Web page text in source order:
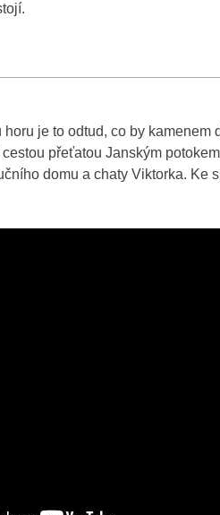
horu je to odtud, co by
přeťatou Janským
domu a chaty Viktorka. Ke